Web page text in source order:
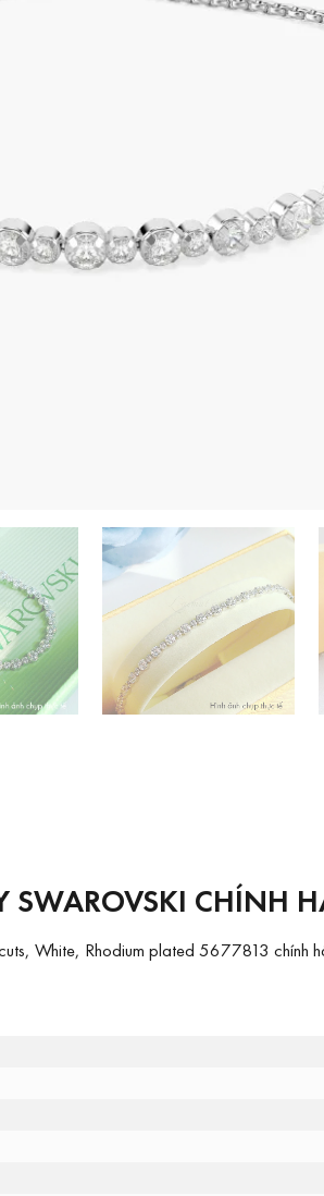
SWAROVSKI CHÍNH
White, Rhodium plated 5677813 chính